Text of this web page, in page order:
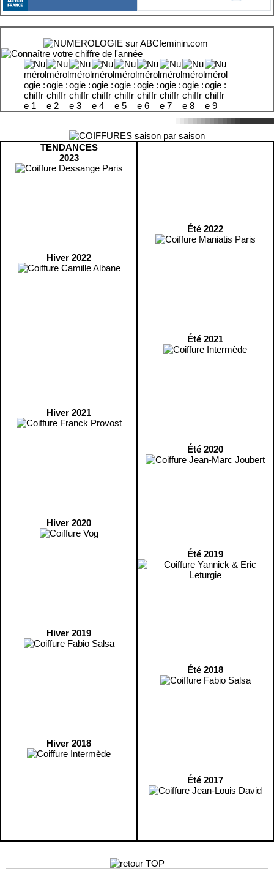
TENDANCES
2023
Hiver 2022
Hiver 2021
Hiver 2020
Hiver 2019
Hiver 2018
Été 2022
Été 2021
Été 2020
Été 2019
Été 2018
Été 2017